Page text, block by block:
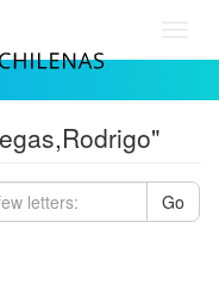
Go